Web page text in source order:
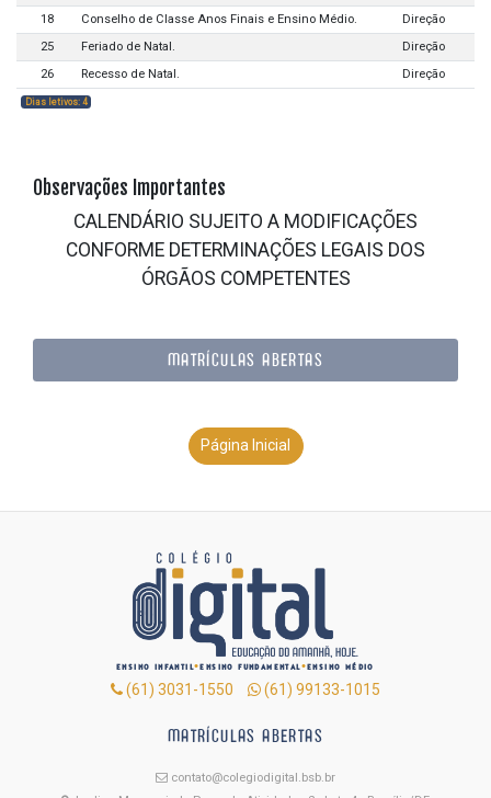
18
Conselho de Classe Anos Finais e Ensino Médio.
Direção
25
Feriado de Natal.
Direção
26
Recesso de Natal. Direção
Dias letivos: 4
Observações Importantes
CALENDÁRIO SUJEITO A MODIFICAÇÕES
CONFORME DETERMINAÇÕES LEGAIS DOS
ÓRGÃOS COMPETENTES
MATRÍCULAS ABERTAS
Página Inicial
ENSINO INFANTIL•ENSINO FUNDAMENTAL•ENSINO MÉDIO
(61) 3031-1550 (61) 99133-1015
MATRÍCULAS ABERTAS
contato@colegiodigital.bsb.br